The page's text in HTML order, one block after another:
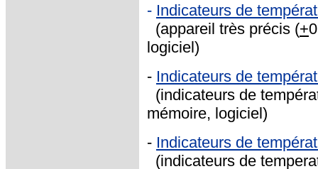
- Indicateurs de
(appareil très précis (+
logiciel)
- Indicateurs de
(indicateurs de
mémoire, logiciel)
- Indicateurs de
(indicateurs de